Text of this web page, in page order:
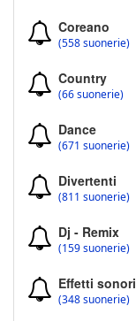
Coreano
(558 suonerie)
Country
(66 suonerie)
Dance
(671 suonerie)
Divertenti
(811 suonerie)
Dj - Remix
(159 suonerie)
Effetti sonori
(348 suonerie)